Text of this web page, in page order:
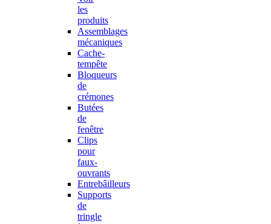
les
produits
Assemblages
mécaniques
Cache-
tempête
Bloqueurs
de
crémones
Butées
de
fenêtre
Clips
pour
faux-
ouvrants
Entrebâilleurs
Supports
de
tringle